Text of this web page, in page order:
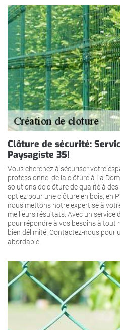
Clôture de sécurité:
Paysagiste 35!
Vous cherchez à sécuriser votre
professionnel de la clôture à La
solutions de clôture de qualité à
optiez pour une clôture en bois, en
nous mettons notre expertise à
meilleurs résultats. Avec un service
pour répondre à vos besoins à tout
bien délimité. Contactez-nous pour
abordable!